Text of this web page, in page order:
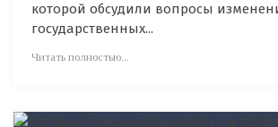
которой обсудили вопросы
государственных...
Читать полностью...